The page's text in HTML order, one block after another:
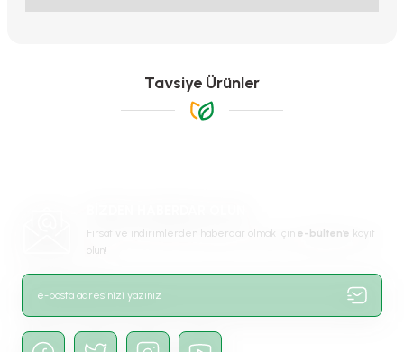
Görüş ve önerileriniz için teşekkür ederiz.
Ürün resmi kalitesiz, bozuk veya görüntülenemiyor.
Gönder
Tavsiye Ürünler
Fırsat ve indirimlerden haberdar olmak için e-bülten’e kayıt
olun!